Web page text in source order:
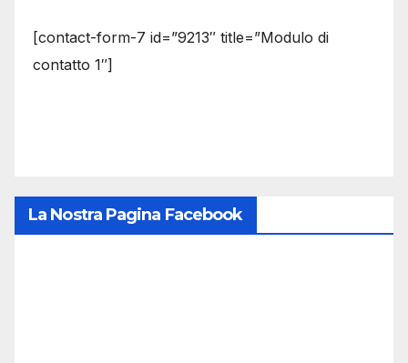
[contact-form-7 id=”9213″ title=”Modulo di
contatto 1″]
La Nostra Pagina Facebook